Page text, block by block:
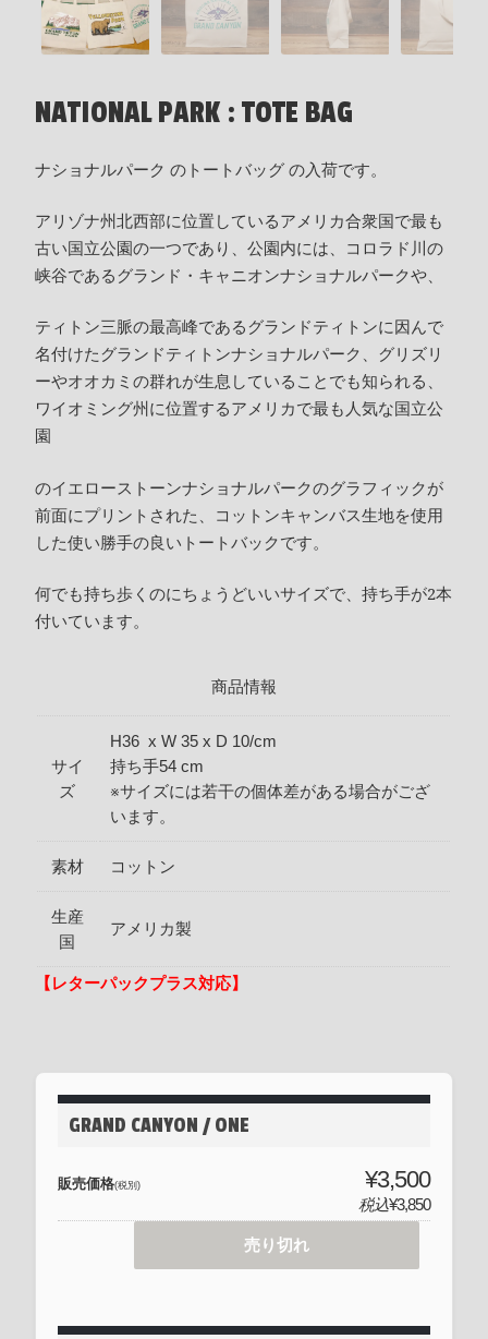
NATIONAL PARK : TOTE BAG
ナショナルパーク のトートバッグ の入荷です。
アリゾナ州北西部に位置しているアメリカ合衆国で最も
古い国立公園の一つであり、公園内には、コロラド川の
峡谷であるグランド・キャニオンナショナルパークや、
ティトン三脈の最高峰であるグランドティトンに因んで
名付けたグランドティトンナショナルパーク、グリズリ
ーやオオカミの群れが生息していることでも知られる、
ワイオミング州に位置するアメリカで最も人気な国立公
園
のイエローストーンナショナルパークのグラフィックが
前面にプリントされた、コットンキャンバス生地を使用
した使い勝手の良いトートバックです。
何でも持ち歩くのにちょうどいいサイズで、持ち手が2本
付いています。
商品情報
サイ
ズ
H36 x W 35 x D 10/cm
持ち手54 cm
※サイズには若干の個体差がある場合がござ
います。
素材 コットン
生産
国
アメリカ製
【レターパックプラス対応】
GRAND CANYON / ONE
販売価格(税別) ¥3,500
税込¥3,850
売り切れ